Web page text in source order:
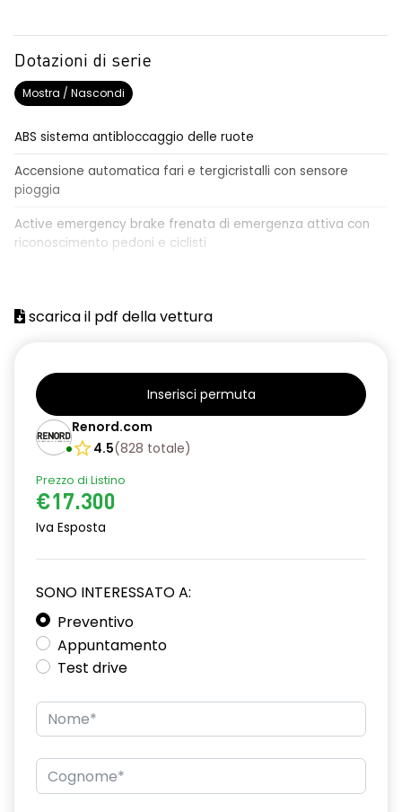
Dotazioni di serie
Mostra / Nascondi
ABS sistema antibloccaggio delle ruote
Accensione automatica fari e tergicristalli con sensore
pioggia
Active emergency brake frenata di emergenza attiva con
riconoscimento pedoni e ciclisti
Airbag laterali a tendina anteriori e posteriori
Alzacristalli elettrici posteriori
Bracciolo anteriore con vano portaoggetti
Cerchi da 16”
Chiave pieghevole a 3 pulsanti
Design cerchi flexwheel ATARA
Distance warning avviso distanza di sicurezza
Driver display con schermo TFT da 3,5''
Emergency call soggetto alla disponibilità di rete
compatibile 2G/3G o 4G/5G in base al veicolo
Firma luminosa pixelata con fari full LED
scarica il pdf della vettura
Inserisci permuta
Renord.com
4.5(828 totale)
Prezzo di Listino
€17.300
Iva Esposta
SONO INTERESSATO A:
Preventivo
Appuntamento
Test drive